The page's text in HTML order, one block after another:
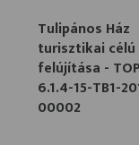
Tulipános Ház
turisztikai célú
felújítása -
6.1.4-15-TB1-
00002